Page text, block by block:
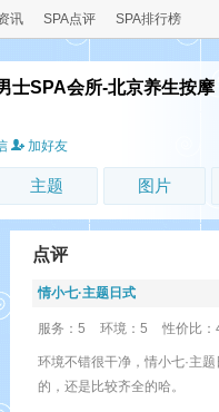
讯 SPA点评 SPA排行榜
士SPA会所-北京养生按摩
加好友
主题 图片
点评
情小七·主题日式
服务：5 环境：5 性价比：
环境不错很干净，情小七·主
的，还是比较齐全的哈。